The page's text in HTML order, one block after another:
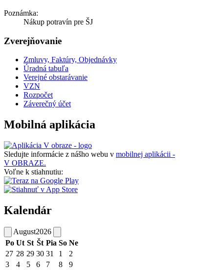
Poznámka:
Nákup potravín pre ŠJ
Zverejňovanie
Zmluvy, Faktúry, Objednávky
Úradná tabuľa
Verejné obstarávanie
VZN
Rozpočet
Záverečný účet
Mobilná aplikácia
Sledujte informácie z nášho webu v mobilnej aplikácii -
V OBRAZE.
Voľne k stiahnutiu:
Kalendár
August2026
Po Ut St Št Pia So Ne
27 28 29 30 31 1
2
3
4 5 6 7 8
9